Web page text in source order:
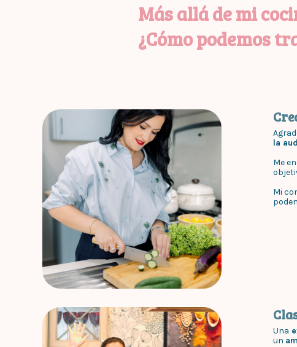
Más allá de mi
¿Cómo podemos
la
Me
Mi
Una
un